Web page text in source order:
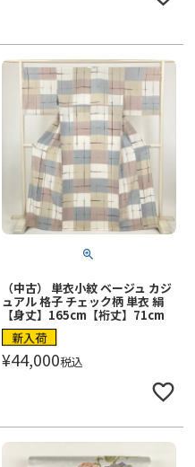
（中古） 単衣小紋 ベージュ カジ
ュアル 格子 チェック柄 単衣 絹
【身丈】165cm【裄丈】71cm
新入荷
¥44,000税込